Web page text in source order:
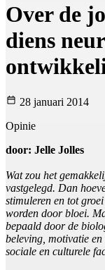
Over de
diens
28 januari 2014
Opinie
door: Jelle Jolles
Wat zou het
vastgelegd. Dan
stimuleren en tot
worden door bloei.
bepaald door de
beleving, motivatie
sociale en culturele